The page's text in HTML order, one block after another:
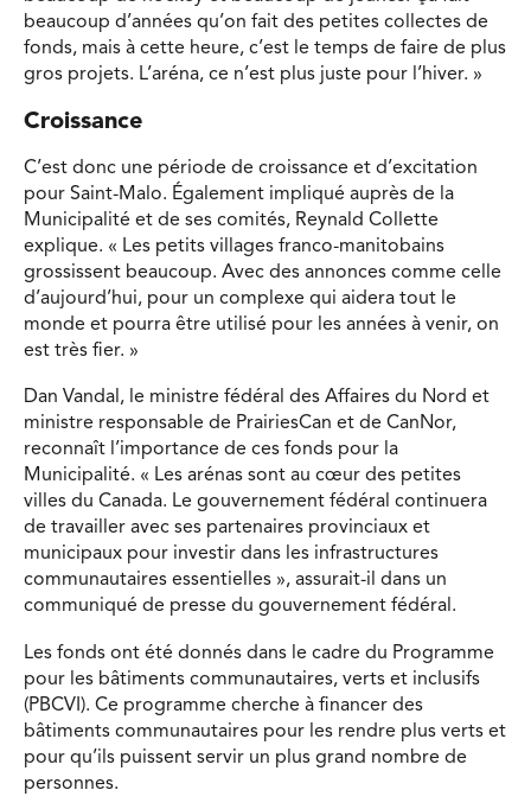
beaucoup d’années qu’on fait des petites collectes de
fonds, mais à cette heure, c’est le temps de faire de plus
gros projets. L’aréna, ce n’est plus juste pour l’hiver. »
Croissance
C’est donc une période de croissance et d’excitation
pour Saint-Malo. Également impliqué auprès de la
Municipalité et de ses comités, Reynald Collette
explique. « Les petits villages franco-manitobains
grossissent beaucoup. Avec des annonces comme celle
d’aujourd’hui, pour un complexe qui aidera tout le
monde et pourra être utilisé pour les années à venir, on
est très fier. »
Dan Vandal, le ministre fédéral des Affaires du Nord et
ministre responsable de PrairiesCan et de CanNor,
reconnaît l’importance de ces fonds pour la
Municipalité. « Les arénas sont au cœur des petites
villes du Canada. Le gouvernement fédéral continuera
de travailler avec ses partenaires provinciaux et
municipaux pour investir dans les infrastructures
communautaires essentielles », assurait-il dans un
communiqué de presse du gouvernement fédéral.
Les fonds ont été donnés dans le cadre du Programme
pour les bâtiments communautaires, verts et inclusifs
(PBCVI). Ce programme cherche à financer des
bâtiments communautaires pour les rendre plus verts et
pour qu’ils puissent servir un plus grand nombre de
personnes.